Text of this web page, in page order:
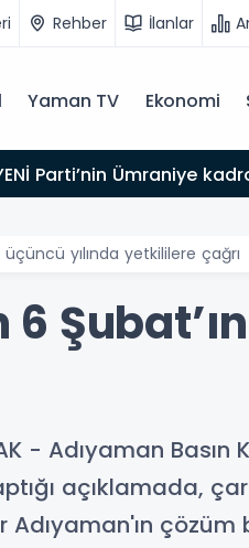
Rehber İlanlar
Yaman TV Ekonomi
Sadıkoğlu: Kura
üçüncü yılında yetkililere çağrı
- Adıyaman
açıklamada,
çözüm